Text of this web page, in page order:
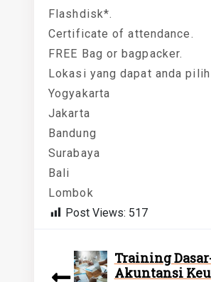
Flashdisk*.
Certificate of attendance.
FREE Bag or bagpacker.
Lokasi yang dapat anda
Yogyakarta
Jakarta
Bandung
Surabaya
Bali
Lombok
Post Views: 517
Training
Akuntansi